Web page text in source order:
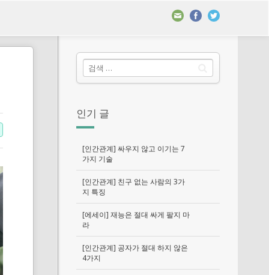
인기 글
[인간관계] 싸우지 않고 이기는 7
가지 기술
[인간관계] 친구 없는 사람의 3가
지 특징
[에세이] 재능은 절대 싸게 팔지 마
라
[인간관계] 공자가 절대 하지 않은
4가지